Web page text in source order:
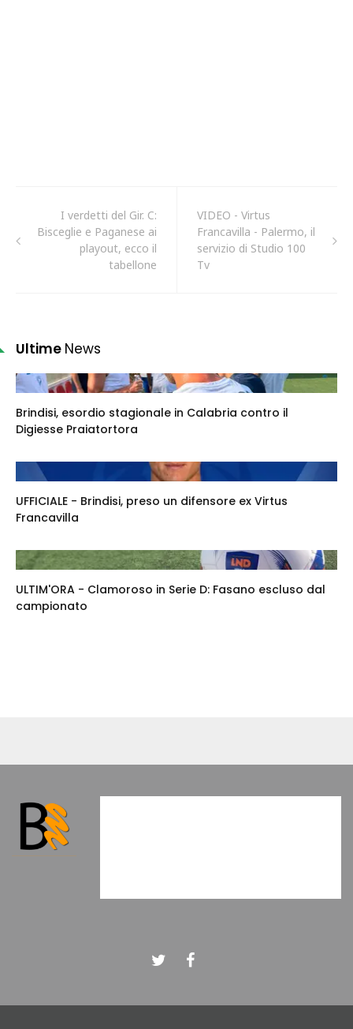
I verdetti del Gir. C:
Bisceglie e Paganese ai
playout, ecco il
tabellone
VIDEO - Virtus
Francavilla - Palermo, il
servizio di Studio 100
Tv
Ultime News
Brindisi, esordio stagionale in Calabria contro il
Digiesse Praiatortora
UFFICIALE - Brindisi, preso un difensore ex Virtus
Francavilla
ULTIM'ORA - Clamoroso in Serie D: Fasano escluso dal
campionato